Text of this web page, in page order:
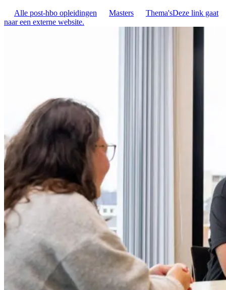
Alle post-hbo opleidingen Masters Thema'sDeze link gaat
naar een externe website.